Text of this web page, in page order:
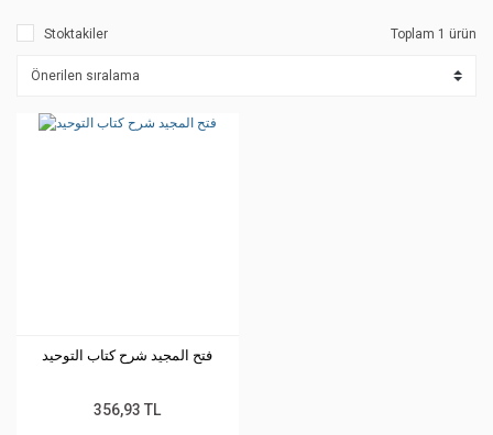
Stoktakiler Toplam 1 ürün
فتح المجيد شرح كتاب التوحيد
356,93 TL